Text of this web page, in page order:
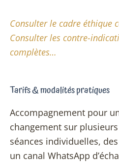
Consulter le cadre éthique
Consulter les contre-
complètes…
Tarifs & modalités pratiques
Accompagnement pour
changement sur
séances individuelles,
un canal WhatsApp